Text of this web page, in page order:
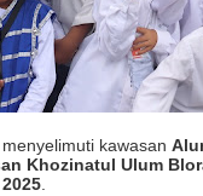
kawasan
Khozinatul Ulum